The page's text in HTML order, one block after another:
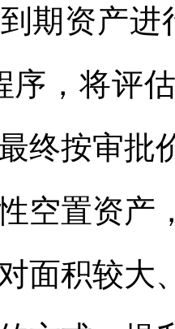
期资产进
序，将评
终按审批
空置资产
面积较大